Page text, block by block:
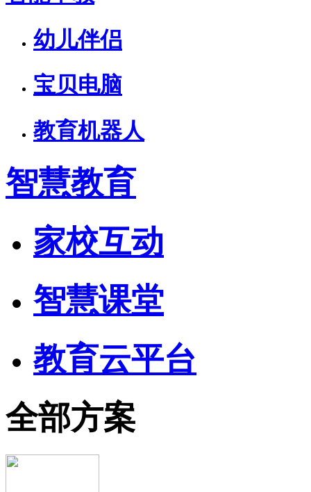
幼儿伴侣
宝贝电脑
教育机器人
智慧教育
家校互动
智慧课堂
教育云平台
全部方案